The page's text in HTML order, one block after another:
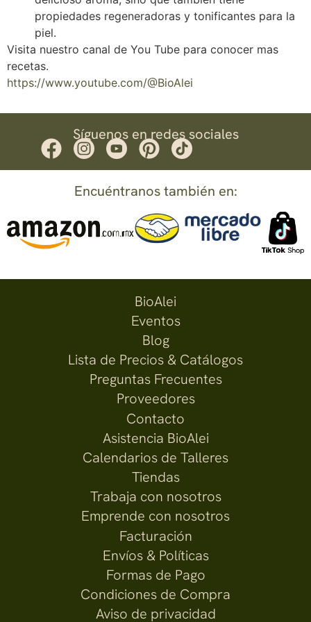
propiedades regeneradoras y tonificantes para la
piel.
Visita nuestro canal de You Tube para conocer mas
recetas.
https://www.youtube.com/@BioAlei
Síguenos en redes sociales
Encuéntranos también en:
BioAlei
Eventos
Blog
Lista de Precios & Catálogos
Preguntas Frecuentes
Proveedores
Contacto
Asistencia BioAlei
Calendarios de Talleres
Tiendas
Trabaja con nosotros
Emprende con nosotros
Facturación
Envíos & Políticas
Formas de Pago
Condiciones de Compra
Aviso de privacidad